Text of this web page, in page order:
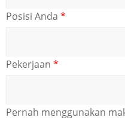
Posisi Anda *
Pekerjaan *
Pernah menggunakan